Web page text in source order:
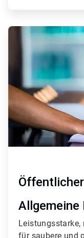
ArticleTile
Allgemeine
für saubere und